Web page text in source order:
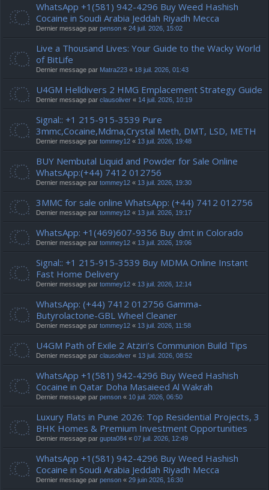
WhatsApp +1(581) 942-4296 Buy Weed Hashish
Cocaine in Soudi Arabia Jeddah Riyadh Mecca
Dernier message par penson « 24 juil. 2026, 15:02
Live a Thousand Lives: Your Guide to the Wacky World
of BitLife
Dernier message par Matra223 « 18 juil. 2026, 01:43
U4GM Helldivers 2 HMG Emplacement Strategy Guide
Dernier message par clausoliver « 14 juil. 2026, 10:19
Signal:: +1 215-915-3539 Pure
3mmc,Cocaine,Mdma,Crystal Meth, DMT, LSD, METH
Dernier message par tommey12 « 13 juil. 2026, 19:48
BUY Nembutal Liquid and Powder for Sale Online
WhatsApp:(+44) 7412 012756
Dernier message par tommey12 « 13 juil. 2026, 19:30
3MMC for sale online WhatsApp: (+44) 7412 012756
Dernier message par tommey12 « 13 juil. 2026, 19:17
WhatsApp: +1(469)607-9356 Buy dmt in Colorado
Dernier message par tommey12 « 13 juil. 2026, 19:06
Signal:: +1 215-915-3539 Buy MDMA Online Instant
Fast Home Delivery
Dernier message par tommey12 « 13 juil. 2026, 12:14
WhatsApp: (+44) 7412 012756 Gamma-
Butyrolactone-GBL Wheel Cleaner
Dernier message par tommey12 « 13 juil. 2026, 11:58
U4GM Path of Exile 2 Atziri’s Communion Build Tips
Dernier message par clausoliver « 13 juil. 2026, 08:52
WhatsApp +1(581) 942-4296 Buy Weed Hashish
Cocaine in Qatar Doha Masaieed Al Wakrah
Dernier message par penson « 10 juil. 2026, 06:50
Luxury Flats in Pune 2026: Top Residential Projects, 3
BHK Homes & Premium Investment Opportunities
Dernier message par gupta084 « 07 juil. 2026, 12:49
WhatsApp +1(581) 942-4296 Buy Weed Hashish
Cocaine in Soudi Arabia Jeddah Riyadh Mecca
Dernier message par penson « 29 juin 2026, 16:30